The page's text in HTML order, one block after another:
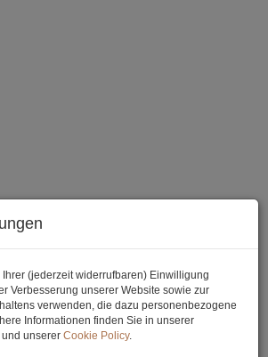
Terrasse und Garten
(jederzeit widerrufbaren) Einwilligung
Verbesserung unserer Website sowie zur
verwenden, die dazu personenbezogene
Informationen finden Sie in unserer
und unserer Cookie Policy.